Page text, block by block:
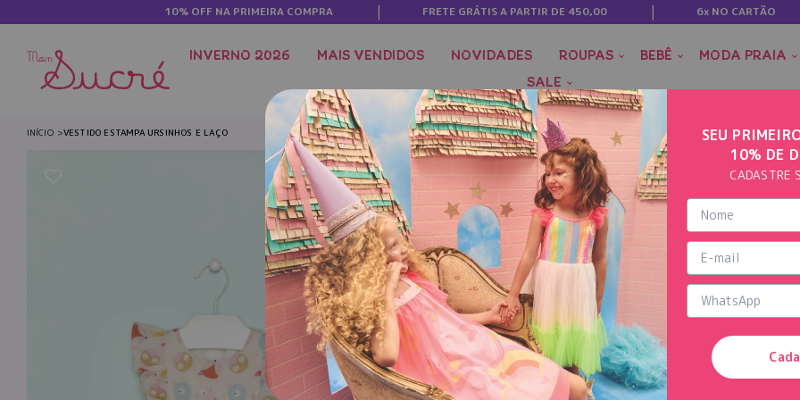
10% OFF NA PRIMEIRA COMPRA FRETE GRÁTIS A PARTIR DE 450,00 6x NO CARTÃO
INVERNO 2026 MAIS VENDIDOS NOVIDADES ROUPAS BEBÊ MODA PRAIA
SALE
INÍCIO VESTIDO ESTAMPA URSINHOS E LAÇO
SEU
10% DE
CADASTRE